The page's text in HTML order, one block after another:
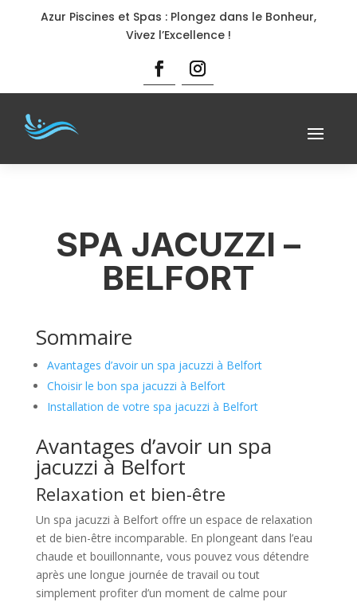
Azur Piscines et Spas : Plongez dans le Bonheur,
Vivez l’Excellence !
SPA JACUZZI –
BELFORT
Sommaire
Avantages d’avoir un spa jacuzzi à Belfort
Choisir le bon spa jacuzzi à Belfort
Installation de votre spa jacuzzi à Belfort
Avantages d’avoir un spa
jacuzzi à Belfort
Relaxation et bien-être
Un spa jacuzzi à Belfort offre un espace de relaxation
et de bien-être incomparable. En plongeant dans l’eau
chaude et bouillonnante, vous pouvez vous détendre
après une longue journée de travail ou tout
simplement profiter d’un moment de calme pour